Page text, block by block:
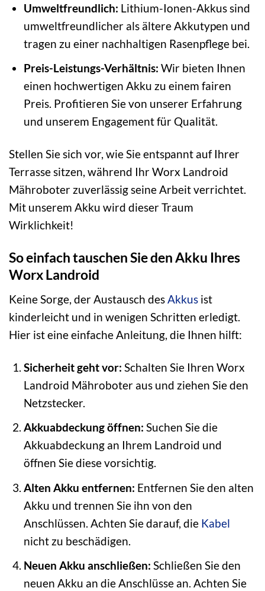
Umweltfreundlich: Lithium-Ionen-Akkus sind
umweltfreundlicher als ältere Akkutypen und
tragen zu einer nachhaltigen Rasenpflege bei.
Preis-Leistungs-Verhältnis: Wir bieten Ihnen
einen hochwertigen Akku zu einem fairen
Preis. Profitieren Sie von unserer Erfahrung
und unserem Engagement für Qualität.
Stellen Sie sich vor, wie Sie entspannt auf Ihrer
Terrasse sitzen, während Ihr Worx Landroid
Mähroboter zuverlässig seine Arbeit verrichtet.
Mit unserem Akku wird dieser Traum
Wirklichkeit!
So einfach tauschen Sie den Akku Ihres
Worx Landroid
Keine Sorge, der Austausch desAkkus ist
kinderleicht und in wenigen Schritten erledigt.
Hier ist eine einfache Anleitung, die Ihnen hilft:
Sicherheit geht vor: Schalten Sie Ihren Worx
Landroid Mähroboter aus und ziehen Sie den
Netzstecker.
Akkuabdeckung öffnen: Suchen Sie die
Akkuabdeckung an Ihrem Landroid und
öffnen Sie diese vorsichtig.
Alten Akku entfernen: Entfernen Sie den alten
Akku und trennen Sie ihn von den
Anschlüssen. Achten Sie darauf, die Kabel
nicht zu beschädigen.
Neuen Akku anschließen: Schließen Sie den
neuen Akku an die Anschlüsse an. Achten Sie